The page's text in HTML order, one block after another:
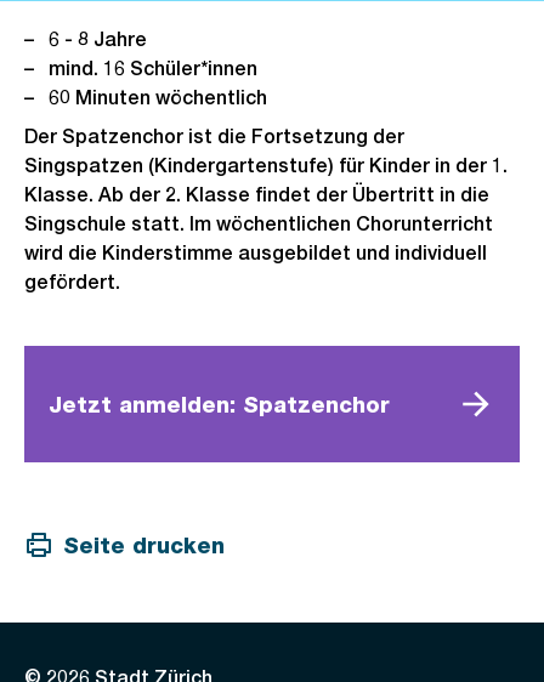
6 - 8 Jahre
mind. 16 Schüler*innen
60 Minuten wöchentlich
Der Spatzenchor ist die Fortsetzung der
Singspatzen (Kindergartenstufe) für Kinder in der 1.
Klasse. Ab der 2. Klasse findet der Übertritt in die
Singschule statt. Im wöchentlichen Chorunterricht
wird die Kinderstimme ausgebildet und individuell
gefördert.
Jetzt anmelden: Spatzenchor
Seite drucken